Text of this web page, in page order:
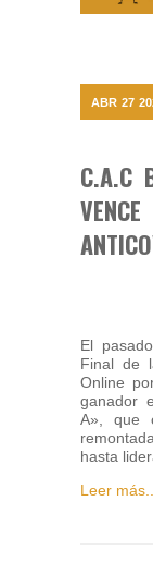
ABR 27
C.A.C
El
Final de
Online
ganador
A», que
hasta
Leer más...